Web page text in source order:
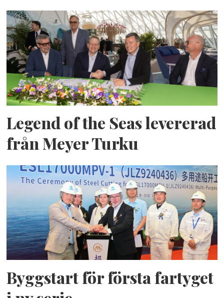
Legend of the Seas levererad
från Meyer Turku
Byggstart för första fartyget